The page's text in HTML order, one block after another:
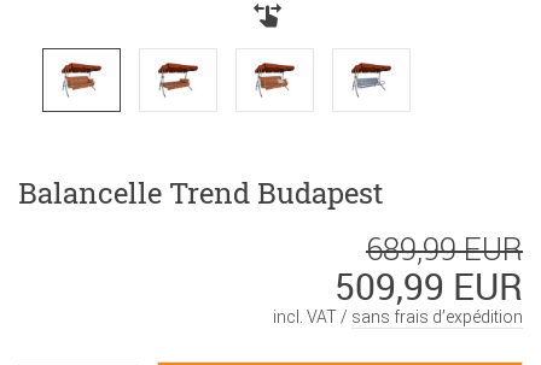
Balancelle Trend Budapest
689,99 EUR
509,99 EUR
incl. VAT / sans frais d’expédition